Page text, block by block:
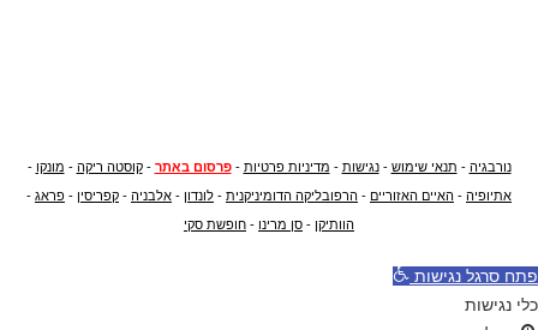
נורבגיה - תנאי שימוש -נגישות - מדיניות פרטיות -פרסום באתר -קוסטה ריקה - מונקו -
אתיופיה - האיים האזוריים - הרפובליקה הדומיניקנית - לונדון - אלבניה - קפריסין - פראג -
הוותיקן - סן מרינו - חופשת סקי
פתח סרגל נגישות
כלי נגישות